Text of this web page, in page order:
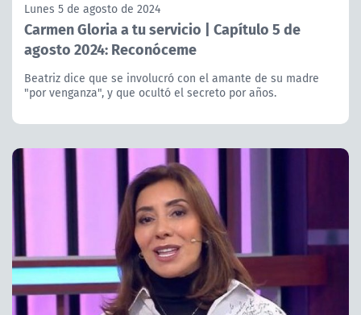
Lunes 5 de agosto de 2024
Carmen Gloria a tu servicio | Capítulo 5 de
agosto 2024: Reconóceme
Beatriz dice que se involucró con el amante de su madre
"por venganza", y que ocultó el secreto por años.